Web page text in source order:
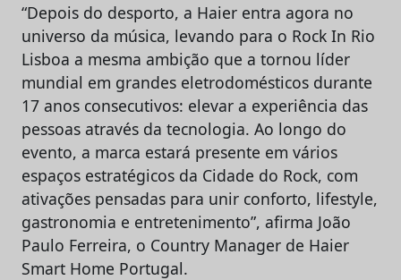
“Depois do desporto, a Haier entra agora no
universo da música, levando para o Rock In Rio
Lisboa a mesma ambição que a tornou líder
mundial em grandes eletrodomésticos durante
17 anos consecutivos: elevar a experiência das
pessoas através da tecnologia. Ao longo do
evento, a marca estará presente em vários
espaços estratégicos da Cidade do Rock, com
ativações pensadas para unir conforto, lifestyle,
gastronomia e entretenimento”, afirma João
Paulo Ferreira, o Country Manager de Haier
Smart Home Portugal.